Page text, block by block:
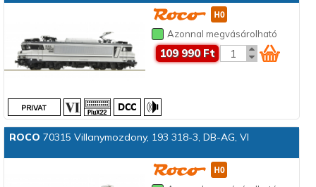
Azonnal megvásárolható
109 990 Ft
ROCO 70315 Villanymozdony, 193 318-3, DB-AG, VI